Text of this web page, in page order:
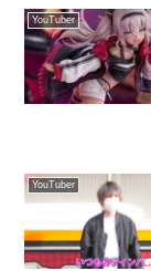
YouTuber
YouTuber